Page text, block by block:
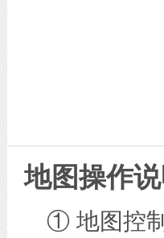
地图操作说
① 地图控